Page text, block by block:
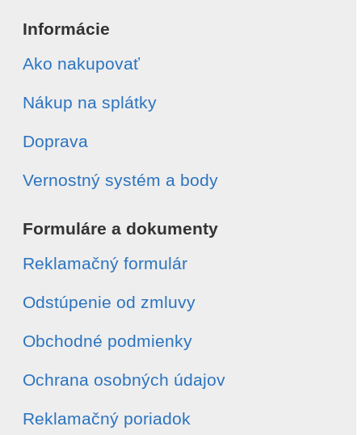
Informácie
Ako nakupovať
Nákup na splátky
Doprava
Vernostný systém a body
Formuláre a dokumenty
Reklamačný formulár
Odstúpenie od zmluvy
Obchodné podmienky
Ochrana osobných údajov
Reklamačný poriadok